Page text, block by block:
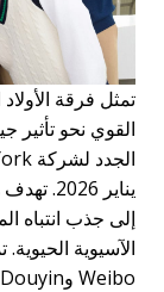
يناير
إلى جذب انتباه